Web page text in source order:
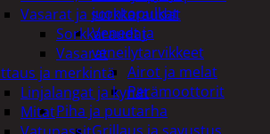
juontopulkat
Veneet ja
veneilytarvikkeet
Airot ja melat
Perämoottorit
Piha ja puutarha
Vasarat ja sorkkaraudat
Sorkkaraudat
Vasarat
ja merkintä
Linjalangat ja kynät
Mitat